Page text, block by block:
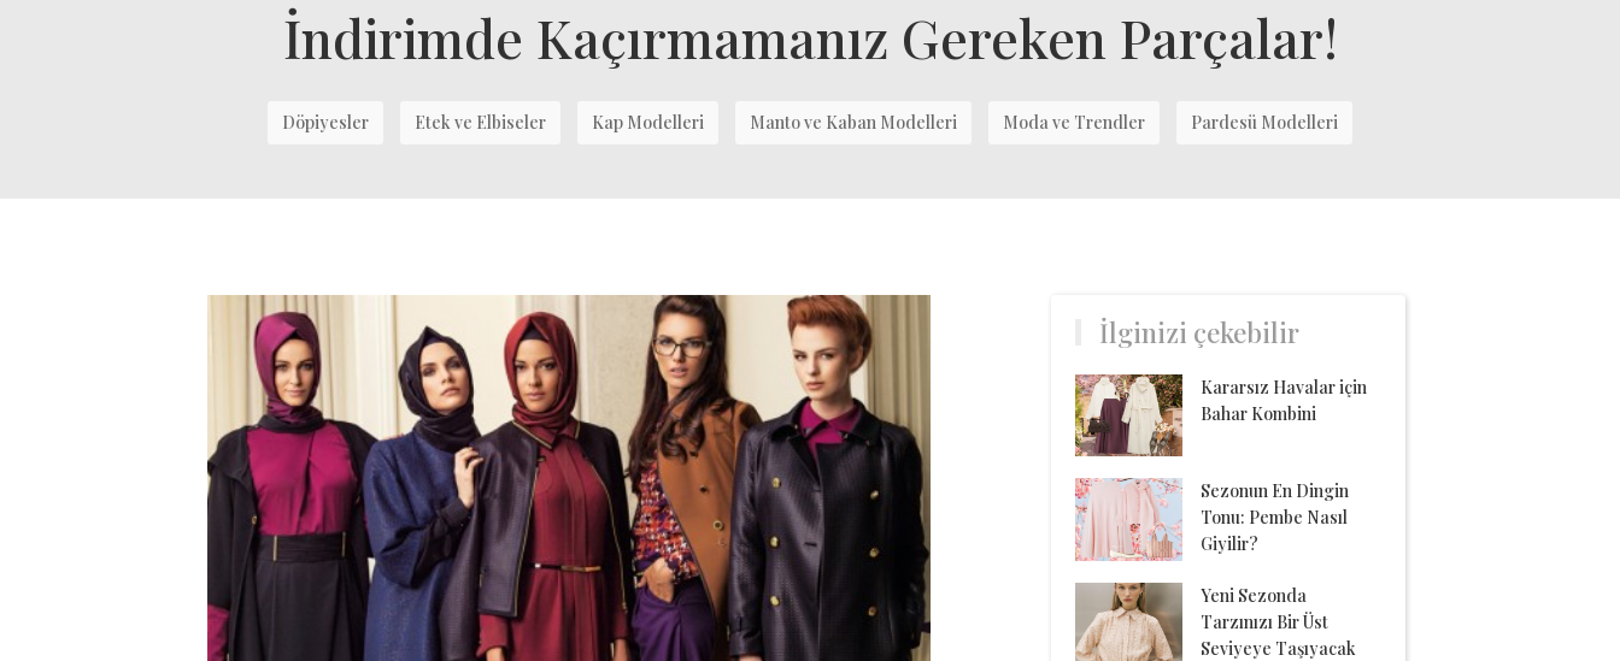
İndirimde Kaçırmamanız Gereken Parçalar!
Döpiyesler Etek ve Elbiseler Kap Modelleri Manto ve Kaban Modelleri Moda ve Trendler Pardesü Modelleri
İlginizi çekebilir
Kararsız Havalar için
Bahar Kombini
Sezonun En Dingin
Tonu: Pembe Nasıl
Giyilir?
Yeni Sezonda
Tarzınızı Bir Üst
Seviyeye Taşıyacak